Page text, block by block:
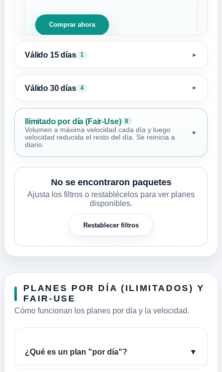
Comprar ahora
Válido 15 días 1 ▼
Válido 30 días 4 ▼
Ilimitado por día (Fair-Use) 8
Volumen a máxima velocidad cada día y luego
velocidad reducida el resto del día. Se reinicia a
diario.
▼
No se encontraron paquetes
Ajusta los filtros o restablécelos para ver planes
disponibles.
Restablecer filtros
PLANES POR DÍA (ILIMITADOS) Y
FAIR-USE
Cómo funcionan los planes por día y la velocidad.
¿Qué es un plan "por día"? ▼